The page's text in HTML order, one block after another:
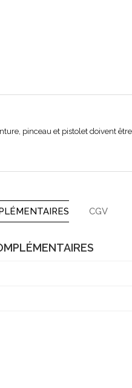
pinceau et pistolet doivent
CGV